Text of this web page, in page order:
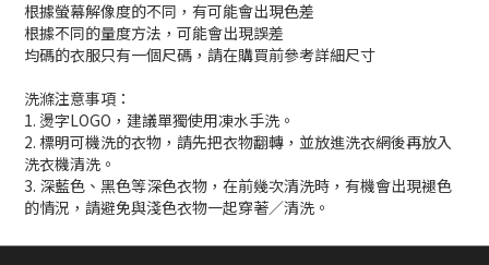
根據螢幕解像度的不同，有可能會出現色差
根據不同的量度方法，可能會出現誤差
均碼的衣服只有一個尺碼，請在購買前參考詳細尺寸
洗滌注意事項：
1. 燙字LOGO，建議單獨使用凍水手洗。
2. 標明可機洗的衣物，請先把衣物翻轉，並放進洗衣網後再放入
洗衣機清洗。
3. 深藍色、黑色等深色衣物，在前幾次清洗時，有機會出現褪色
的情況，請避免與淺色衣物一起穿著／清洗。